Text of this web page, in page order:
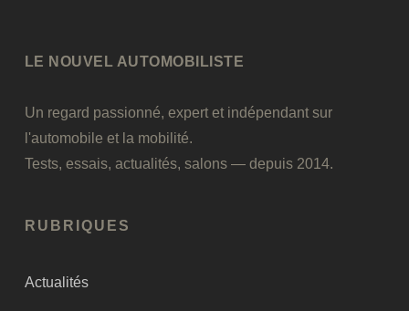
LE NOUVEL AUTOMOBILISTE
Un regard passionné, expert et indépendant sur
l'automobile et la mobilité.
Tests, essais, actualités, salons — depuis 2014.
RUBRIQUES
Actualités